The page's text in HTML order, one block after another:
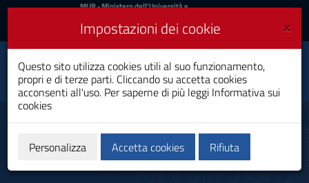
Vai
al
navigazione
MIUR
Accedi
MUR- Ministero dell'Università e
Accedi UniCA News
Toggle
navigation
Università degli
Studi di Cagliari
Notizie
×
Impostazioni dei cookie
Questo sito utilizza cookies utili al suo funzionamento,
propri e di terze parti. Cliccando su accetta cookies
acconsenti all'uso. Per saperne di più leggi Informativa sui
cookies
Personalizza Accetta cookies Rifiuta